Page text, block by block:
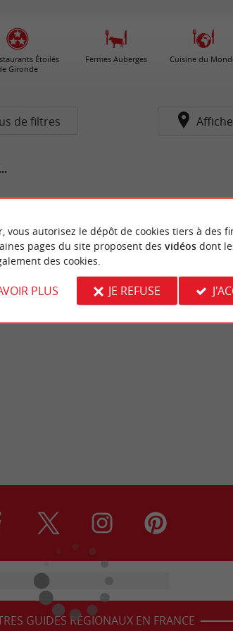
Étoilés
Gironde
Fermes Auberges Cuisine du
de filtres
GUIDES RÉGIONAUX EN FRANCE
vous autorisez le dépôt de cookies tiers à des
pages du site proposent des vidéosdont
des cookies.
PLUS JE REFUSE